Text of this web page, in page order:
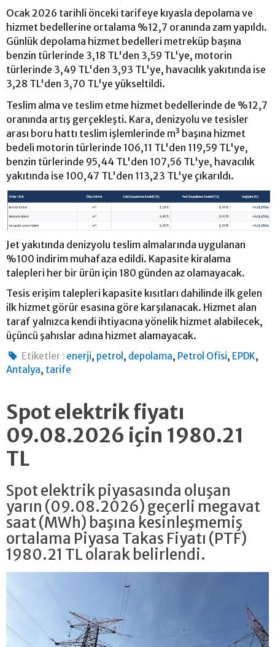
Ocak 2026 tarihli önceki tarifeye kıyasla depolama ve
hizmet bedellerine ortalama %12,7 oranında zam yapıldı.
Günlük depolama hizmet bedelleri metreküp başına
benzin türlerinde 3,18 TL'den 3,59 TL'ye, motorin
türlerinde 3,49 TL'den 3,93 TL'ye, havacılık yakıtında ise
3,28 TL'den 3,70 TL'ye yükseltildi.
Teslim alma ve teslim etme hizmet bedellerinde de %12,7
oranında artış gerçekleşti. Kara, denizyolu ve tesisler
arası boru hattı teslim işlemlerinde m³ başına hizmet
bedeli motorin türlerinde 106,11 TL'den 119,59 TL'ye,
benzin türlerinde 95,44 TL'den 107,56 TL'ye, havacılık
yakıtında ise 100,47 TL'den 113,23 TL'ye çıkarıldı.
Jet yakıtında denizyolu teslim almalarında uygulanan
%100 indirim muhafaza edildi. Kapasite kiralama
talepleri her bir ürün için 180 günden az olamayacak.
Tesis erişim talepleri kapasite kısıtları dahilinde ilk gelen
ilk hizmet görür esasına göre karşılanacak. Hizmet alan
taraf yalnızca kendi ihtiyacına yönelik hizmet alabilecek,
üçüncü şahıslar adına hizmet alamayacak.
Etiketler : enerji, petrol , depolama, Petrol Ofisi, EPDK,
Antalya, tarife
Spot elektrik fiyatı
09.08.2026 için 1980.21
TL
Spot elektrik piyasasında oluşan
yarın (09.08.2026) geçerli megavat
saat (MWh) başına kesinleşmemiş
ortalama Piyasa Takas Fiyatı (PTF)
1980.21 TL olarak belirlendi.